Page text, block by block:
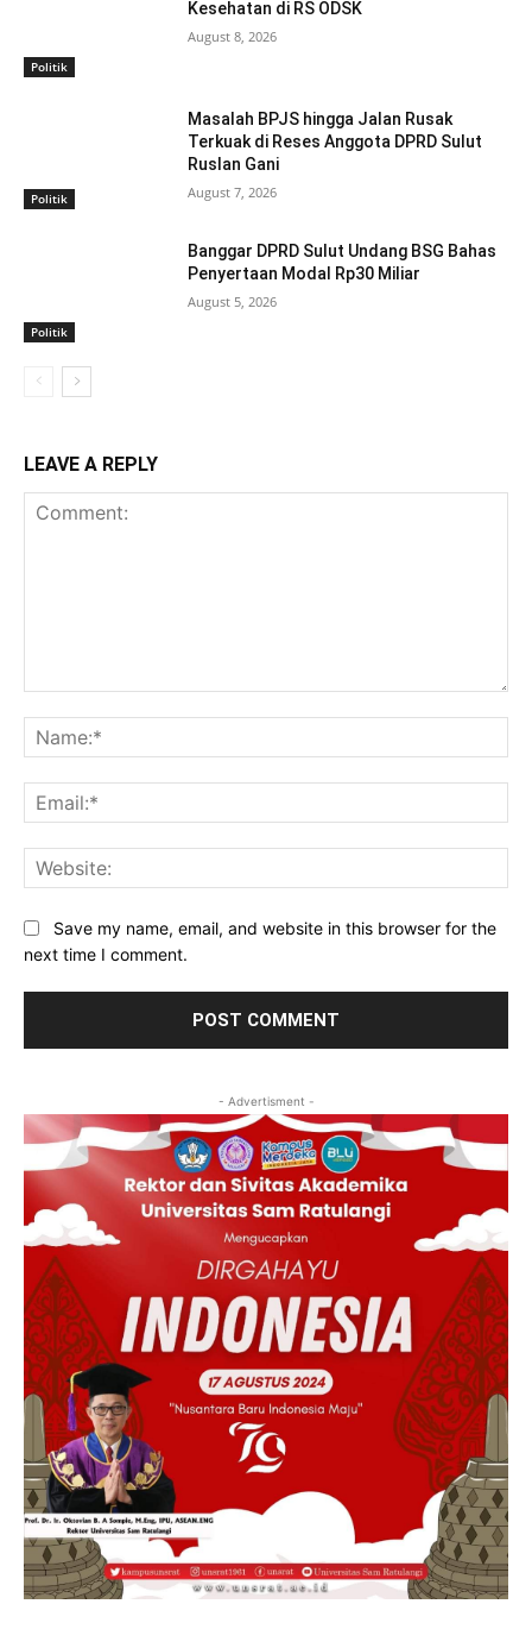
Politik
Kesehatan di RS ODSK
August 8, 2026
Politik
Masalah BPJS hingga Jalan Rusak
Terkuak di Reses Anggota DPRD Sulut
Ruslan Gani
August 7, 2026
Politik
Banggar DPRD Sulut Undang BSG Bahas
Penyertaan Modal Rp30 Miliar
August 5, 2026
LEAVE A REPLY
Save my name, email, and website in this browser for the
next time I comment.
- Advertisment -